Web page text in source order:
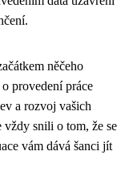
něčeho
provedení práce
a rozvoj vašich
snili o tom, že se
vám dává šanci jít